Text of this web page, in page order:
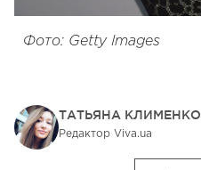
Фото: Getty Images
ТАТЬЯНА КЛИМЕНКО
Редактор Viva.ua